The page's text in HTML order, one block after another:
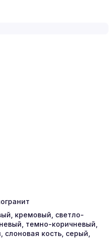
кремовый, светло-
темно-коричневый,
слоновая кость, серый,